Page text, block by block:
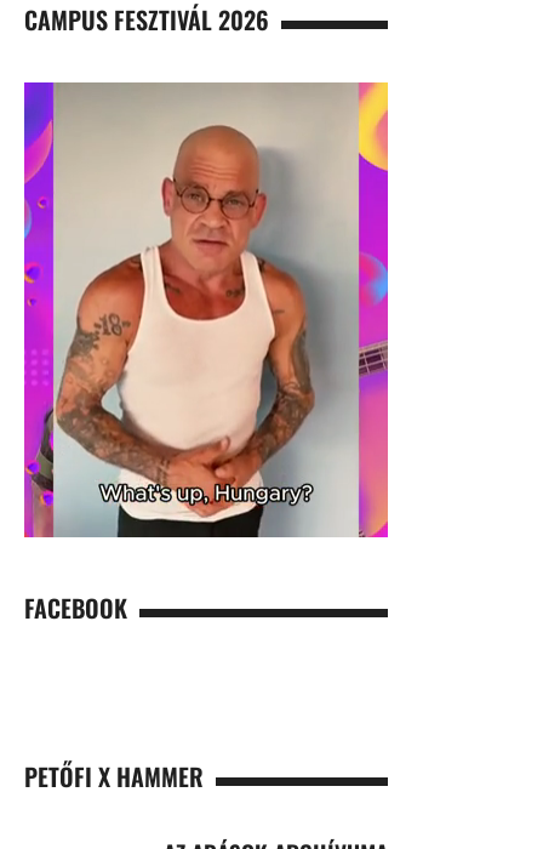
CAMPUS FESZTIVÁL 2026
FACEBOOK
PETŐFI X HAMMER